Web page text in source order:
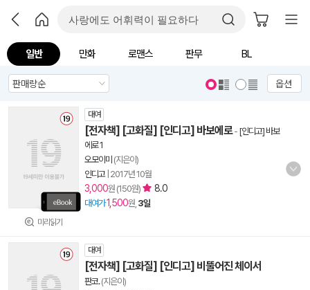
일반 만화 로맨스 판무 BL
옵션
미리읽기
대여
[전자책] [고화질] [인디고] 바보에로- [인디고] 바보
에로 1
오모이미 (지은이)
인디고| 2017년 10월
3,000원 (150원) 8.0
대여가1,500원, 3일
대여
[전자책] [고화질] [인디고] 비뚤어진 체이서
판코.(지은이)